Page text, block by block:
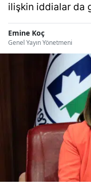
ilişkin iddialar da
Emine Koç
Genel Yayın Yönetmeni